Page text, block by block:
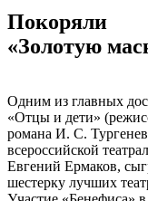
Покоряли
«Золотую
Одним из главных
«Отцы и дети»
романа И. С.
всероссийской
Евгений Ермаков,
шестерку лучших